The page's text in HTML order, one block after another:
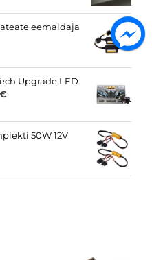
eemaldaja
Upgrade LED
€
50W 12V